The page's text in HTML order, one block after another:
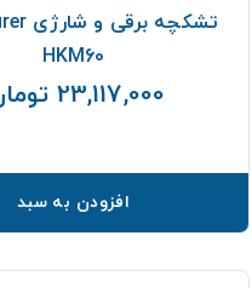
HKM60
23,117,000 تومان
افزودن به سبد